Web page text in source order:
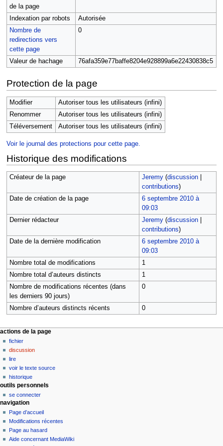
de la page
Indexation par robots
Autorisée
Nombre de
redirections vers
cette page
0
Valeur de hachage 76afa359e77baffe8204e928899a6e22430838c5
Protection de la page
Modifier
Autoriser tous les utilisateurs (infini)
Renommer
Autoriser tous les utilisateurs (infini)
Téléversement
Autoriser tous les utilisateurs (infini)
Voir le journal des protections pour cette page.
Historique des modifications
Créateur de la page Jeremy (discussion|
contributions)
Date de création de la page
6 septembre 2010 à
09:03
Dernier rédacteur
Jeremy (discussion|
contributions)
Date de la dernière modification
6 septembre 2010 à
09:03
Nombre total de modifications
1
Nombre total d’auteurs distincts
1
Nombre de modifications récentes (dans
les derniers 90 jours)
0
Nombre d’auteurs distincts récents 0
M
e
n
u
d
e
n
a
v
g
actions de la page
fichier
discussion
lire
voir le texte source
historique
outils personnels
se connecter
navigation
Page d’accueil
Modifications récentes
Page au hasard
Aide concernant MediaWiki